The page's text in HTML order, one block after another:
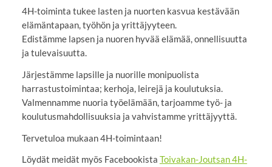
4H-toiminta tukee lasten ja nuorten kasvua kestävään
elämäntapaan, työhön ja yrittäjyyteen.
Edistämme lapsen ja nuoren hyvää elämää, onnellisuutta
ja tulevaisuutta.
Järjestämme lapsille ja nuorille monipuolista
harrastustoimintaa; kerhoja, leirejä ja koulutuksia.
Valmennamme nuoria työelämään, tarjoamme työ- ja
koulutusmahdollisuuksia ja vahvistamme yrittäjyyttä.
Tervetuloa mukaan 4H-toimintaan!
Löydät meidät myös Facebookista Toivakan-Joutsan 4H-